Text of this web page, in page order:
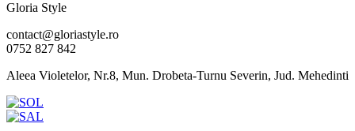
Gloria Style
contact@gloriastyle.ro
0752 827 842
Aleea Violetelor, Nr.8, Mun. Drobeta-Turnu Severin, Jud. Mehedinti